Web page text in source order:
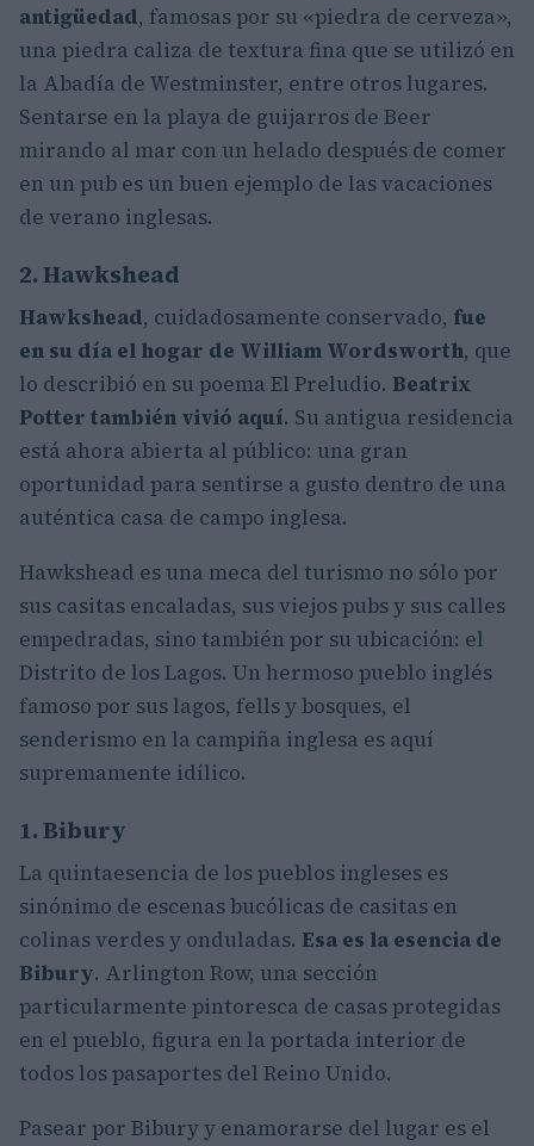
antigüedad, famosas por su «piedra de cerveza»,
una piedra caliza de textura fina que se utilizó en
la Abadía de Westminster, entre otros lugares.
Sentarse en la playa de guijarros de Beer
mirando al mar con un helado después de comer
en un pub es un buen ejemplo de las vacaciones
de verano inglesas.
2. Hawkshead
Hawkshead, cuidadosamente conservado, fue
en su día el hogar de William Wordsworth, que
lo describió en su poema El Preludio. Beatrix
Potter también vivió aquí. Su antigua residencia
está ahora abierta al público: una gran
oportunidad para sentirse a gusto dentro de una
auténtica casa de campo inglesa.
Hawkshead es una meca del turismo no sólo por
sus casitas encaladas, sus viejos pubs y sus calles
empedradas, sino también por su ubicación: el
Distrito de los Lagos. Un hermoso pueblo inglés
famoso por sus lagos, fells y bosques, el
senderismo en la campiña inglesa es aquí
supremamente idílico.
1. Bibury
La quintaesencia de los pueblos ingleses es
sinónimo de escenas bucólicas de casitas en
colinas verdes y onduladas. Esa es la esencia de
Bibury. Arlington Row, una sección
particularmente pintoresca de casas protegidas
en el pueblo, figura en la portada interior de
todos los pasaportes del Reino Unido.
Pasear por Bibury y enamorarse del lugar es el